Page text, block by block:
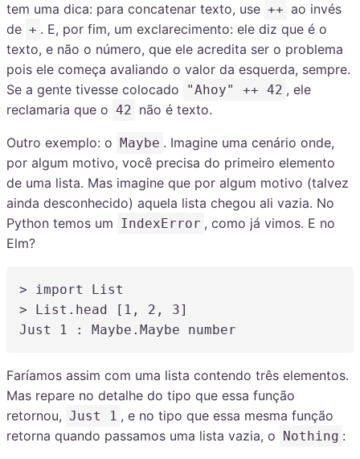
tem uma dica: para concatenar texto, use ++ ao invés
de + . E, por fim, um exclarecimento: ele diz que é o
texto, e não o número, que ele acredita ser o problema
pois ele começa avaliando o valor da esquerda, sempre.
Se a gente tivesse colocado
"Ahoy" ++ 42 , ele
reclamaria que o 42 não é texto.
Outro exemplo: o Maybe . Imagine uma cenário onde,
por algum motivo, você precisa do primeiro elemento
de uma lista. Mas imagine que por algum motivo (talvez
ainda desconhecido) aquela lista chegou ali vazia. No
Python temos um IndexError , como já vimos. E no
Elm?
> import List
> List.head [ 1 , 2 , 3]
Just
1 : Maybe.Maybe number
Faríamos assim com uma lista contendo três elementos.
Mas repare no detalhe do tipo que essa função
retornou, Just 1 , e no tipo que essa mesma função
retorna quando passamos uma lista vazia, o Nothing :